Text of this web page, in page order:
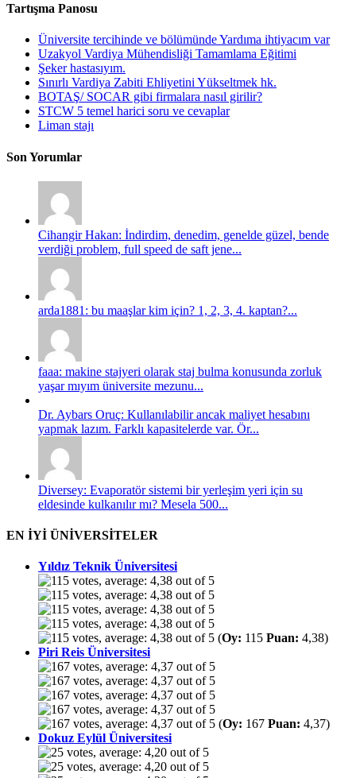
Tartışma Panosu
Üniversite tercihinde ve bölümünde Yardıma ihtiyacım var
Uzakyol Vardiya Mühendisliği Tamamlama Eğitimi
Şeker hastasıyım.
Sınırlı Vardiya Zabiti Ehliyetini Yükseltmek hk.
BOTAŞ/ SOCAR gibi firmalara nasıl girilir?
STCW 5 temel harici soru ve cevaplar
Liman stajı
Son Yorumlar
Cihangir Hakan: İndirdim, denedim, genelde güzel, bende
verdiği problem, full speed de saft jene...
arda1881: bu maaşlar kim için? 1, 2, 3, 4. kaptan?...
faaa: makine stajyeri olarak staj bulma konusunda zorluk
yaşar mıyım üniversite mezunu...
Dr. Aybars Oruç: Kullanılabilir ancak maliyet hesabını
yapmak lazım. Farklı kapasitelerde var. Ör...
Diversey: Evaporatör sistemi bir yerleşim yeri için su
eldesinde kulkanılır mı? Mesela 500...
EN İYİ ÜNİVERSİTELER
Yıldız Teknik Üniversitesi
(Oy: 115 Puan: 4,38)
Piri Reis Üniversitesi
(Oy: 167 Puan: 4,37)
Dokuz Eylül Üniversitesi